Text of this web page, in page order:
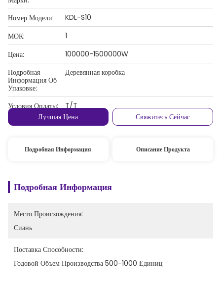
Номер Модели:
KDL-S10
МОК:
1
Цена:
100000-1500000W
Подробная
Информация Об
Упаковке:
Деревянная коробка
Условия Оплаты:
T/T
Лучшая Цена
Свяжитесь Сейчас
Подробная Информация Описание Продукта
Подробная Информация
Место Происхождения:
Сиань
Поставка Способности:
Годовой Объем Производства 500-1000 Единиц